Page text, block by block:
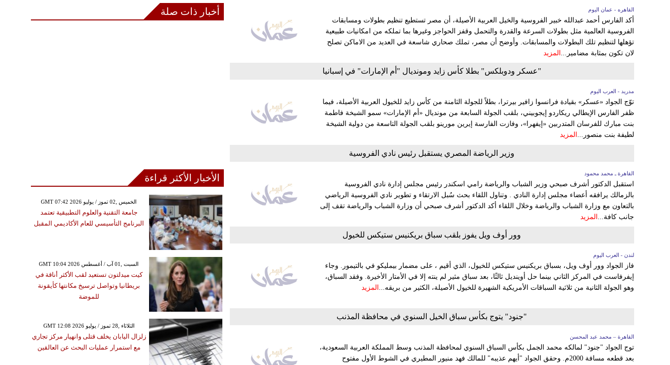
القاهره - عمان اليوم
أكد الفارس أحمد عبدالله خبير الفروسية والخيل العربية الأصيلة، أن مصر تستطيع تنظيم بطولات ومسابقات
الفروسية العالمية مثل بطولات السرعة والقدرة والتحمل وقفز الحواجز وغيرها بما تملكه من امكانيات طبيعية
تؤهلها لتنظيم تلك البطولات والمسابقات. وأوضح أن مصر، تملك صحاري شاسعة في العديد من الاماكن تصلح
لان تكون بمثابة مضامير...
المزيد
"عسكر ودوبلكس" بطلا كأس زايد ومونديال "أم الإمارات" في إسبانيا
مدريد - العرب اليوم
توّج الجواد «عسكر» بقيادة فرانسوا زافير بيرترا، بطلاً للجولة الثامنة من كأس زايد للخيول العربية الأصيلة، فيما
ظفر الفارس الإيطالي ريكاردو إيجوبيني، بلقب الجولة السابعة من مونديال «أم الإمارات» سمو الشيخة فاطمة
بنت مبارك للفرسان المتدربين «إيفهرا»، وفازت الفارسة إيرين مورينو بلقب الجولة التاسعة من دولية الشيخة
لطيفة بنت منصور... المزيد
وزير الرياضة المصري يستقبل رئيس نادي الفروسية
القاهرة ـ محمد محمود
استقبل الدكتور أشرف صبحي وزير الشباب والرياضة رامي اسكندر رئيس مجلس إدارة نادي الفروسية
بالزمالك يرافقه أعضاء مجلس إدارة النادي . وتناول اللقاء بحث سُبل الارتقاء و تطوير نادي الفروسية الرياضي
بالتعاون مع وزارة الشباب والرياضة وخلال اللقاء أكد الدكتور أشرف صبحي أن وزارة الشباب والرياضة تقف إلى
جانب كافة... المزيد
وور أوف ويل يفوز بلقب سباق بريكنيس ستيكس للخيول
لندن - العرب اليوم
فاز الجواد وور أوف ويل، بسباق بريكنيس ستيكس للخيول، الذي أقيم ، على مضمار بيمليكو في بالتيمور. وجاء
إيفرفاست في المركز الثاني بينما حل أوينديل ثالثًا، بعد سباق مثير لم ينته إلا في الأمتار الأخيرة. وفقد السباق،
وهو الجولة الثانية من ثلاثية السباقات الأمريكية الشهيرة للخيول الأصيلة، الكثير من بريقه... المزيد
"جنود" يتوج بكأس سباق الخيل السنوي في محافظة المذنب
القاهرة – محمد عبد المحسن
توج الجواد "جنود" لمالكه محمد الجمل بكأس السباق السنوي لمحافظة المذنب وسط المملكة العربية السعودية،
بعد قطعه مسافة 2000م. وحقق الجواد "أيهم عذيبه" للمالك فهد منيور المطيري في الشوط الأول مفتوح
أخبار ذات صلة
الأخبار الأكثر قراءة
GMT 07:42 2026 الخميس ,02 تموز / يوليو
جامعة التقنية والعلوم التطبيقية تعتمد
البرنامج التأسيسي للعام الأكاديمي المقبل
GMT 10:04 2026 السبت ,01 آب / أغسطس
كيت ميدلتون تستعيد لقب الأكثر أناقة في
بريطانيا وتواصل ترسيخ مكانتها كأيقونة
للموضة
GMT 12:08 2026 الثلاثاء ,28 تموز / يوليو
زلزال اليابان يخلف قتلى وانهيار مركز تجاري
مع استمرار عمليات البحث عن العالقين